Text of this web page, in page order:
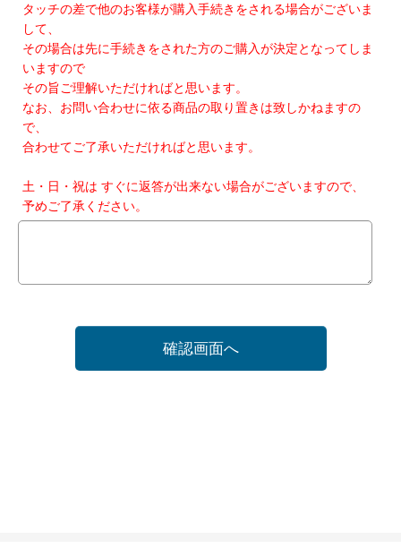
タッチの差で他のお客様が購入手続きをされる場合がございま
して、
その場合は先に手続きをされた方のご購入が決定となってしま
いますので
その旨ご理解いただければと思います。
なお、お問い合わせに依る商品の取り置きは致しかねますの
で、
合わせてご了承いただければと思います。
土・日・祝は すぐに返答が出来ない場合がございますので、
予めご了承ください。
確認画面へ